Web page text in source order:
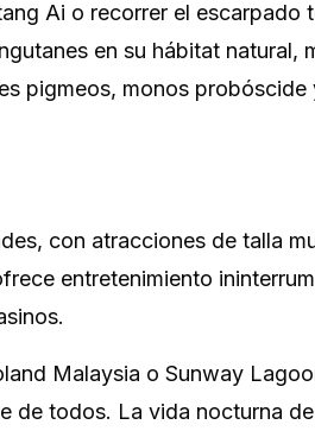
Ai o recorrer el escarpado
en su hábitat natural,
pigmeos, monos probóscide
con atracciones de talla
entretenimiento
Malaysia o Sunway
de todos. La vida nocturna